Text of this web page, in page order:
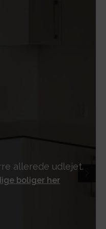
allerede udlejet.
boliger her